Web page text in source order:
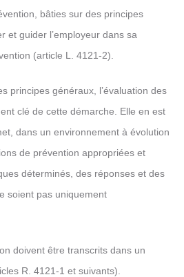
bâties sur des principes
et guider l’employeur dans sa
(article L. 4121-2).
principes généraux, l’évaluation des
clé de cette démarche. Elle en est
dans un environnement à évolution
de prévention appropriées et
déterminés, des réponses et des
soient pas uniquement
doivent être transcrits dans un
R. 4121-1 et suivants).